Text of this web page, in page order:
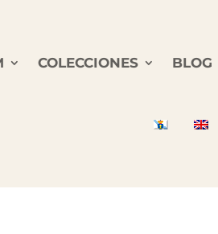
COLECCIONES BLOG